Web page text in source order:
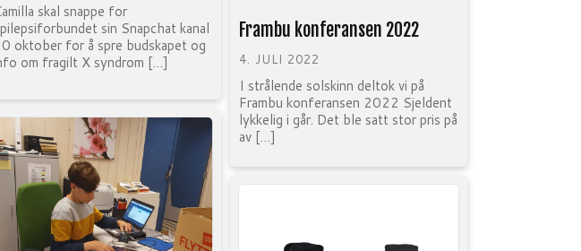
skal snappe for
sin Snapchat kanal
oktober for å spre budskapet og
om fragilt X syndrom […]
Frambu konferansen 2022
4. JULI 2022
I strålende solskinn deltok vi på
Frambu konferansen 2022 Sjeldent
lykkelig i går. Det ble satt stor pris på
av […]